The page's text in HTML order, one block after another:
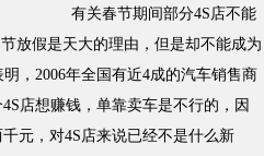
有关春节期间部分4S店不能
放假是天大的理由，但是却不能成为
，2006年全国有近4成的汽车销售商
店想赚钱，单靠卖车是不行的，因
元，对4S店来说已经不是什么新